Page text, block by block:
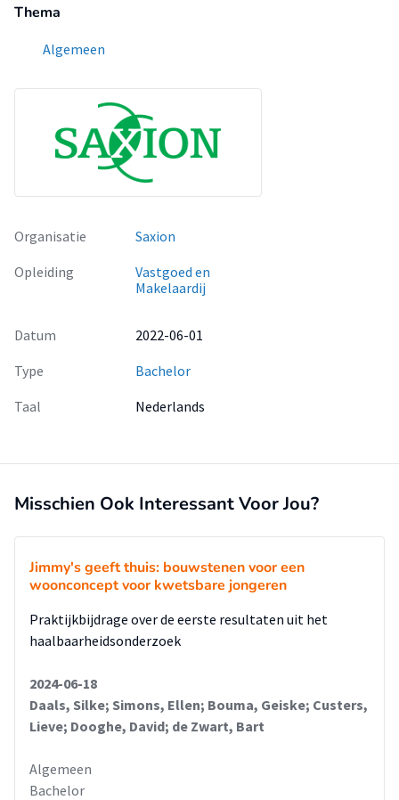
Thema
Algemeen
Organisatie
Saxion
Opleiding
Vastgoed en
Makelaardij
Datum
2022-06-01
Type
Bachelor
Taal
Nederlands
Misschien Ook Interessant Voor Jou?
Jimmy's geeft thuis: bouwstenen voor een
woonconcept voor kwetsbare jongeren
Praktijkbijdrage over de eerste resultaten uit het
haalbaarheidsonderzoek
2024-06-18
Daals, Silke; Simons, Ellen; Bouma, Geiske; Custers,
Lieve; Dooghe, David; de Zwart, Bart
Algemeen
Bachelor